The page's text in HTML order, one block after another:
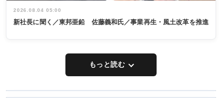
2026.08.04 05:00
新社長に聞く／東邦亜鉛 佐藤義和氏／事業再生・風土改革を推進
もっと読む